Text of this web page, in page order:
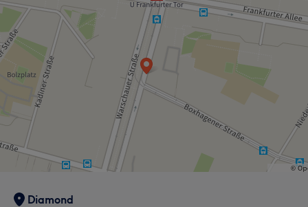
Was unsere Kunden über TUBA sagen
Kompetent Sympathisch Freundlich
Effizient
Diamond